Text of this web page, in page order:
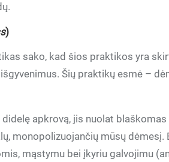
)
sako, kad šios praktikos yra
Šių praktikų esmė –
apkrovą, jis nuolat
monopolizuojančių mūsų dėmesį.
mąstymu bei įkyriu galvojimu